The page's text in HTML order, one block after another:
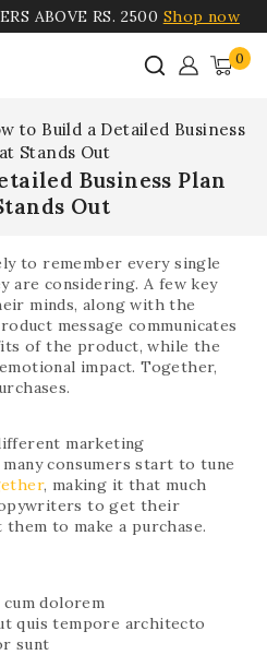
ABOVE RS. 2500 Shop now
0
to Build a Detailed Business
Stands Out
Business Plan
Out
to remember every single
are considering. A few key
minds, along with the
message communicates
of the product, while the
impact. Together,
marketing
consumers start to tune
, making it that much
to get their
to make a purchase.
cum dolorem
quis tempore architecto
sunt